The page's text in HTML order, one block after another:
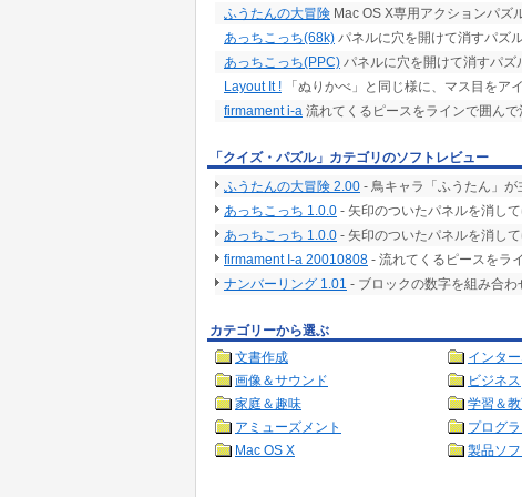
ふうたんの大冒険 Mac OS X専用アクションパズ
あっちこっち(68k) パネルに穴を開けて消すパズ
あっちこっち(PPC) パネルに穴を開けて消すパズ
Layout It ! 「ぬりかべ」と同じ様に、マス目をア
firmament i-a 流れてくるピースをラインで囲ん
「クイズ・パズル」カテゴリのソフトレビュー
ふうたんの大冒険 2.00 - 鳥キャラ「ふうたん」
あっちこっち 1.0.0 - 矢印のついたパネルを消し
あっちこっち 1.0.0 - 矢印のついたパネルを消し
firmament I-a 20010808 - 流れてくるピースをラ
ナンバーリング 1.01 - ブロックの数字を組み合
カテゴリーから選ぶ
文書作成
インタ
画像＆サウンド
ビジネス
家庭＆趣味
学習＆
アミューズメント
プログ
Mac OS X
製品ソ